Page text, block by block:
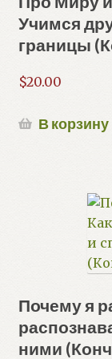
Учимся
границы
$20.00
В корзину
Почему я
ними